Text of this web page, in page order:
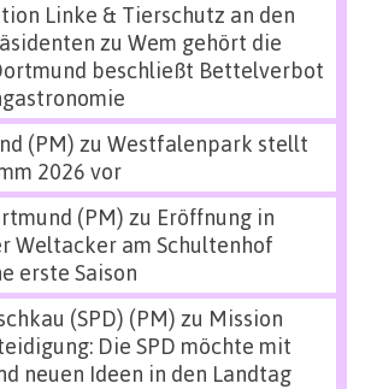
Linke & Tierschutz an den
zu Wem gehört die
beschließt Bettelverbot
(PM) zu Westfalenpark stellt
2026 vor
(PM) zu Eröffnung in
Weltacker am Schultenhof
erste Saison
(SPD) (PM) zu Mission
Die SPD möchte mit
neuen Ideen in den Landtag